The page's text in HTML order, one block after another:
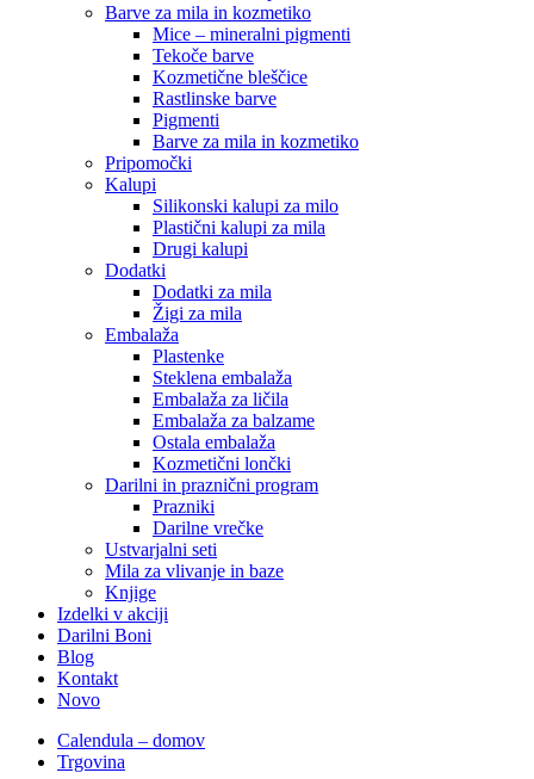
Barve za mila in kozmetiko
Mice – mineralni pigmenti
Tekoče barve
Kozmetične bleščice
Rastlinske barve
Pigmenti
Barve za mila in kozmetiko
Pripomočki
Kalupi
Silikonski kalupi za milo
Plastični kalupi za mila
Drugi kalupi
Dodatki
Dodatki za mila
Žigi za mila
Embalaža
Plastenke
Steklena embalaža
Embalaža za ličila
Embalaža za balzame
Ostala embalaža
Kozmetični lončki
Darilni in praznični program
Prazniki
Darilne vrečke
Ustvarjalni seti
Mila za vlivanje in baze
Knjige
Izdelki v akciji
Darilni Boni
Blog
Kontakt
Novo
Calendula – domov
Trgovina